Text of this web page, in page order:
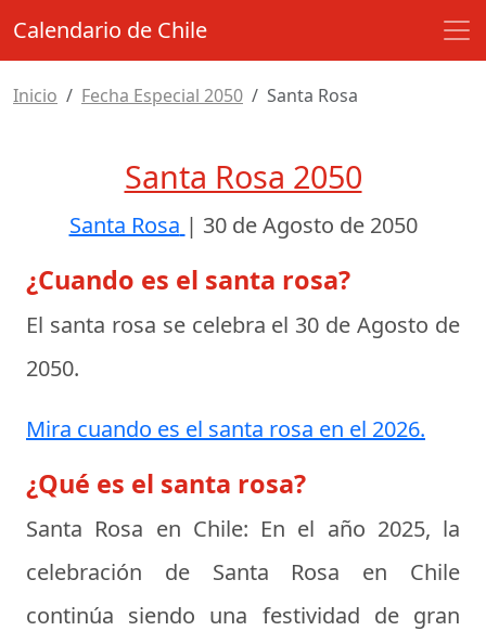
Calendario de Chile
Inicio Fecha Especial 2050 Santa Rosa
Santa Rosa 2050
Santa Rosa | 30 de Agosto de 2050
¿Cuando es el santa rosa?
El santa rosa se celebra el 30 de Agosto de
2050.
Mira cuando es el santa rosa en el 2026.
¿Qué es el santa rosa?
Santa Rosa en Chile: En el año 2025, la
celebración de Santa Rosa en Chile
continúa siendo una festividad de gran